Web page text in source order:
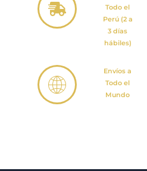
Todo el
Perú (2 a
3 días
hábiles)
Envíos a
Todo el
Mundo